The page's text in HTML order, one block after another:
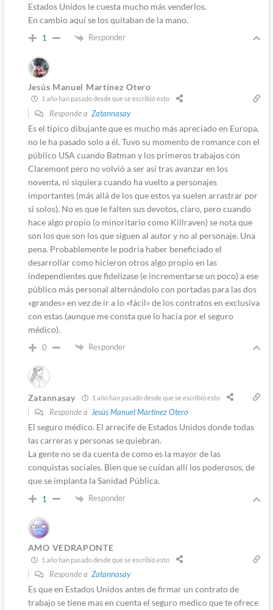
Estados Unidos le cuesta mucho más venderlos.
En cambio aquí se los quitaban de la mano.
1 Responder
Jesús Manuel Martínez Otero
1 año han pasado desde que se escribió esto
Responde a Zatannasay
Es el típico dibujante que es mucho más apreciado en Europa,
no le ha pasado solo a él. Tuvo su momento de romance con el
público USA cuando Batman y los primeros trabajos con
Claremont pero no volvió a ser así tras avanzar en los
noventa, ni siquiera cuando ha vuelto a personajes
importantes (más allá de los que estos ya suelen arrastrar por
sí solos). No es que le falten sus devotos, claro, pero cuando
hace algo propio (o minoritario como Killraven) se nota que
son los que son los que siguen al autor y no al personaje. Una
pena. Probablemente le podría haber beneficiado el
desarrollar como hicieron otros algo propio en las
independientes que fidelizase (e incrementarse un poco) a ese
público más personal alternándolo con portadas para las dos
«grandes» en vez de ir a lo «fácil» de los contratos en exclusiva
con estas (aunque me consta que lo hacía por el seguro
médico).
0 Responder
Zatannasay 1 año han pasado desde que se escribió esto
Responde a Jesús Manuel Martínez Otero
El seguro médico. El arrecife de Estados Unidos donde todas
las carreras y personas se quiebran.
La gente no se da cuenta de como es la mayor de las
conquistas sociales. Bien que se cuidan allí los poderosos, de
que se implanta la Sanidad Pública.
1 Responder
AMO VEDRAPONTE
1 año han pasado desde que se escribió esto
Responde a Zatannasay
Es que en Estados Unidos antes de firmar un contrato de
trabajo se tiene mas en cuenta el seguro medico que te ofrece